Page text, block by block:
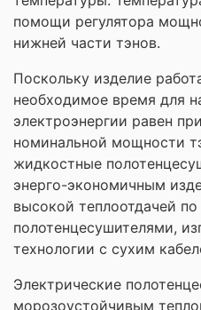
помощи регулятора
нижней части тэнов.
Поскольку изделие
необходимое время для
электроэнергии равен
номинальной мощности
жидкостные
энерго-экономичным
высокой теплоотдачей
полотенцесушителями,
технологии с сухим
Электрические
морозоустойчивым